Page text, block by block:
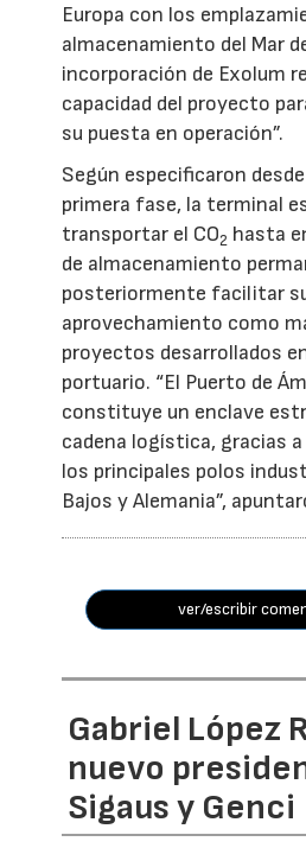
Europa con los
almacenamiento del Mar
incorporación de Exolum
capacidad del proyecto
su puesta en operación”.
Según especificaron
primera fase, la terminal
transportar el CO2 hasta
de almacenamiento
posteriormente facilitar
aprovechamiento como
proyectos desarrollados
portuario. “El Puerto de
constituye un enclave
cadena logística, gracias
los principales polos
Bajos y Alemania”,
ver/escribir
Gabriel López
nuevo
Sigaus y Genci